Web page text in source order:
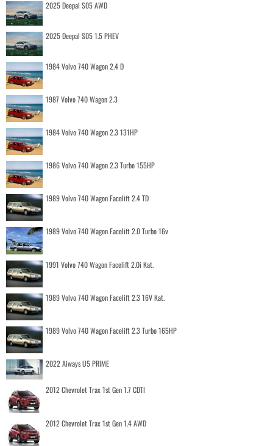
2025 Deepal S05 AWD
2025 Deepal S05 1.5 PHEV
1984 Volvo 740 Wagon 2.4 D
1987 Volvo 740 Wagon 2.3
1984 Volvo 740 Wagon 2.3 131HP
1986 Volvo 740 Wagon 2.3 Turbo 155HP
1989 Volvo 740 Wagon Facelift 2.4 TD
1989 Volvo 740 Wagon Facelift 2.0 Turbo 16v
1991 Volvo 740 Wagon Facelift 2.0i Kat.
1989 Volvo 740 Wagon Facelift 2.3 16V Kat.
1989 Volvo 740 Wagon Facelift 2.3 Turbo 165HP
2022 Aiways U5 PRIME
2012 Chevrolet Trax 1st Gen 1.7 CDTI
2012 Chevrolet Trax 1st Gen 1.4 AWD